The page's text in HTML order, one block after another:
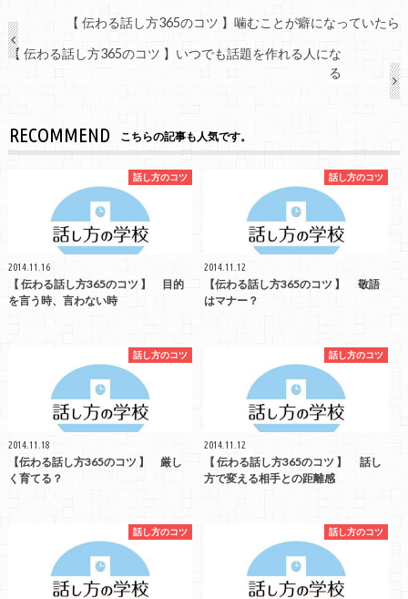
【 伝わる話し方365のコツ 】噛むことが癖になっていたら
【 伝わる話し方365のコツ 】いつでも話題を作れる人にな
る
RECOMMEND こちらの記事も人気です。
話し方のコツ
2014.11.16
【 伝わる話し方365のコツ 】 目的
を言う時、言わない時
話し方のコツ
2014.11.12
【伝わる話し方365のコツ 】 敬語
はマナー？
話し方のコツ
2014.11.18
【伝わる話し方365のコツ 】 厳し
く育てる？
話し方のコツ
2014.11.12
【 伝わる話し方365のコツ 】 話し
方で変える相手との距離感
話し方のコツ 話し方のコツ